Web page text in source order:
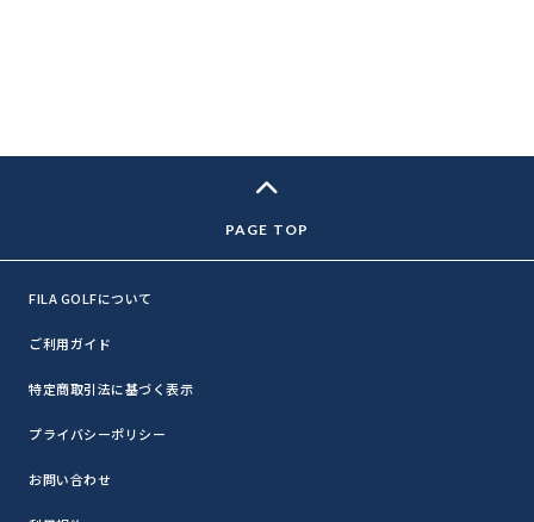
FILA GOLFについて
ご利用ガイド
特定商取引法に基づく表示
プライバシーポリシー
お問い合わせ